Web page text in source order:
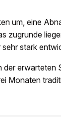
um, eine
zugrunde
stark
der erwarteten
Monaten